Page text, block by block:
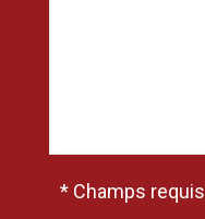
* Champs requis